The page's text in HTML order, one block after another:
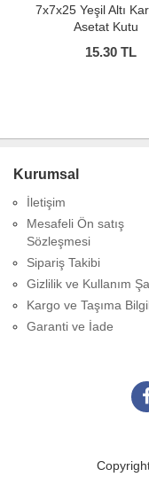
7x7x25 Yeşil Altı
Asetat Kutu
15.30TL
Kurumsal
İletişim
Mesafeli Ön satış
Sözleşmesi
Sipariş Takibi
Gizlilik ve Kullanım
Kargo ve Taşıma
Garanti ve İade